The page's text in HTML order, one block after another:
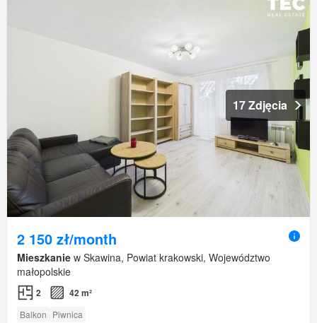
17 Zdjęcia
2 150 zł/month
Mieszkanie w Skawina, Powiat krakowski, Województwo
małopolskie
2 42 m²
Balkon Piwnica